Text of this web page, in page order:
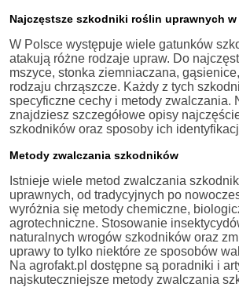
Najczęstsze szkodniki roślin uprawnych w
W Polsce występuje wiele gatunków
atakują różne rodzaje upraw. Do
mszyce, stonka ziemniaczana,
rodzaju chrząszcze. Każdy z tych
specyficzne cechy i metody zwalczania.
znajdziesz szczegółowe opisy
szkodników oraz sposoby ich
Metody zwalczania szkodników
Istnieje wiele metod zwalczania
uprawnych, od tradycyjnych po
wyróżnia się metody chemiczne,
agrotechniczne. Stosowanie
naturalnych wrogów szkodników oraz
uprawy to tylko niektóre ze sposobów
Na agrofakt.pl dostępne są poradniki i
najskuteczniejsze metody zwalczania